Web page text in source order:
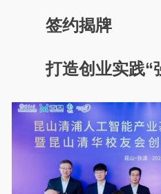
签约揭牌
打造创业实践“